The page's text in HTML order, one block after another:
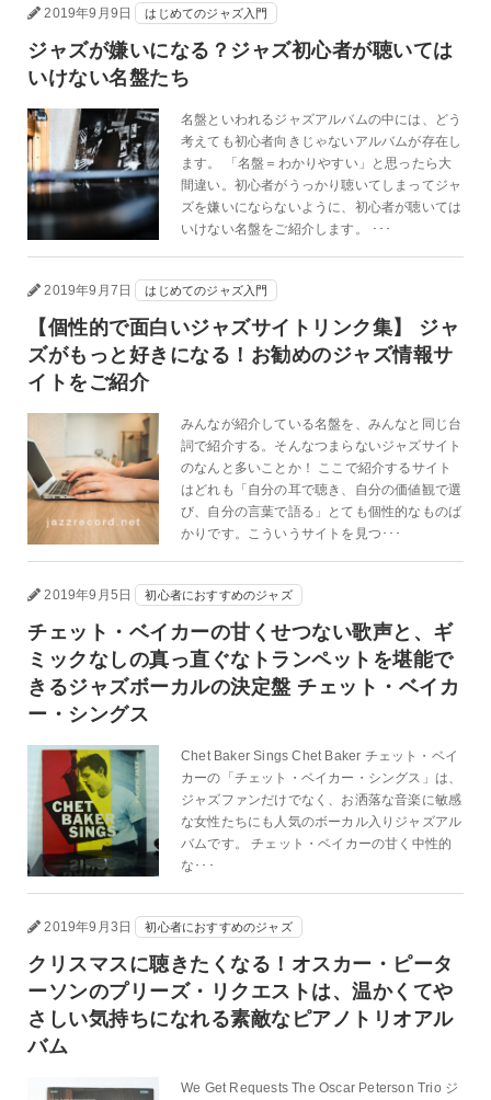
2019年9月9日 はじめてのジャズ入門
ジャズが嫌いになる？ジャズ初心者が聴いては
いけない名盤たち
名盤といわれるジャズアルバムの中には、どう
考えても初心者向きじゃないアルバムが存在し
ます。 「名盤＝わかりやすい」と思ったら大
間違い。初心者がうっかり聴いてしまってジャ
ズを嫌いにならないように、初心者が聴いては
いけない名盤をご紹介します。 ･･･
2019年9月7日 はじめてのジャズ入門
【個性的で面白いジャズサイトリンク集】 ジャ
ズがもっと好きになる！お勧めのジャズ情報サ
イトをご紹介
みんなが紹介している名盤を、みんなと同じ台
詞で紹介する。そんなつまらないジャズサイト
のなんと多いことか！ ここで紹介するサイト
はどれも「自分の耳で聴き、自分の価値観で選
び、自分の言葉で語る」とても個性的なものば
かりです。こういうサイトを見つ･･･
2019年9月5日 初心者におすすめのジャズ
チェット・ベイカーの甘くせつない歌声と、ギ
ミックなしの真っ直ぐなトランペットを堪能で
きるジャズボーカルの決定盤 チェット・ベイカ
ー・シングス
Chet Baker Sings Chet Baker チェット・ベイ
カーの「チェット・ベイカー・シングス」は、
ジャズファンだけでなく、お洒落な音楽に敏感
な女性たちにも人気のボーカル入りジャズアル
バムです。 チェット・ベイカーの甘く中性的
な･･･
2019年9月3日 初心者におすすめのジャズ
クリスマスに聴きたくなる！オスカー・ピータ
ーソンのプリーズ・リクエストは、温かくてや
さしい気持ちになれる素敵なピアノトリオアル
バム
We Get Requests The Oscar Peterson Trio ジ